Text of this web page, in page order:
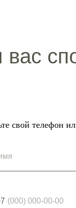
свой телефон